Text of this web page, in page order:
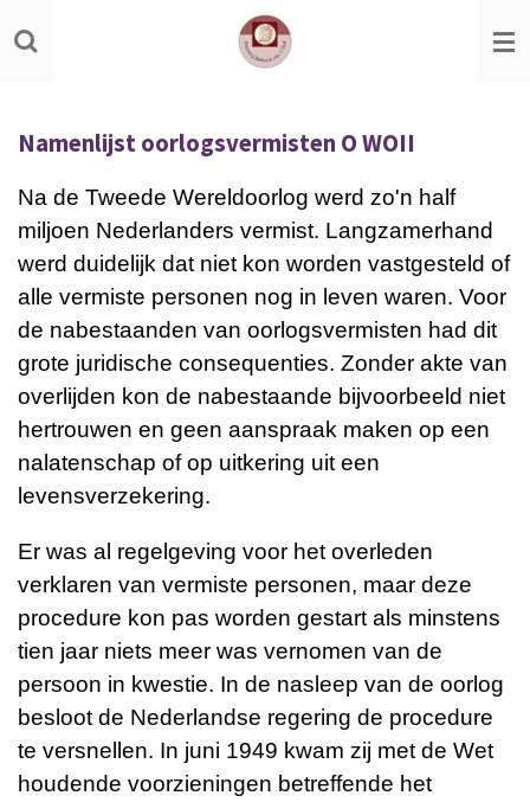
Ga
direct
hoofdinhoud
Namenlijst oorlogsvermisten O WOII
Na de Tweede Wereldoorlog werd zo'n half
miljoen Nederlanders vermist. Langzamerhand
werd duidelijk dat niet kon worden vastgesteld of
alle vermiste personen nog in leven waren. Voor
de nabestaanden van oorlogsvermisten had dit
grote juridische consequenties. Zonder akte van
overlijden kon de nabestaande bijvoorbeeld niet
hertrouwen en geen aanspraak maken op een
nalatenschap of op uitkering uit een
levensverzekering.
Er was al regelgeving voor het overleden
verklaren van vermiste personen, maar deze
procedure kon pas worden gestart als minstens
tien jaar niets meer was vernomen van de
persoon in kwestie. In de nasleep van de oorlog
besloot de Nederlandse regering de procedure
te versnellen. In juni 1949 kwam zij met de Wet
houdende voorzieningen betreffende het